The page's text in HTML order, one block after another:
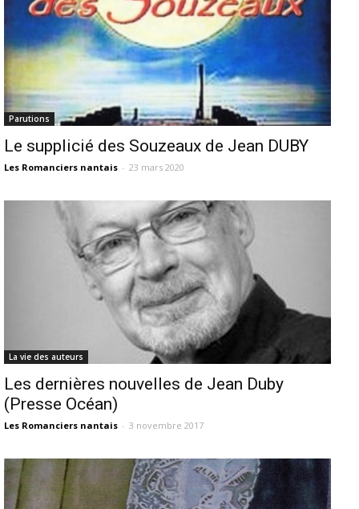
Parutions
Le supplicié des Souzeaux de Jean DUBY
Les Romanciers nantais - 23 mars 2020
La vie des auteurs
Les dernières nouvelles de Jean Duby
(Presse Océan)
Les Romanciers nantais - 3 novembre 2017